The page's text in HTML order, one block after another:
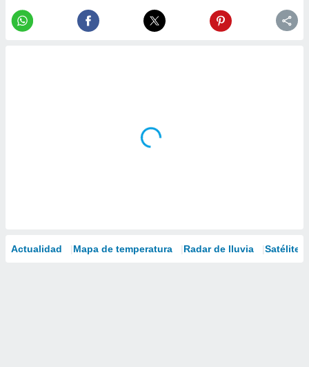
Actualidad Mapa de temperatura Radar de lluvia Satélites